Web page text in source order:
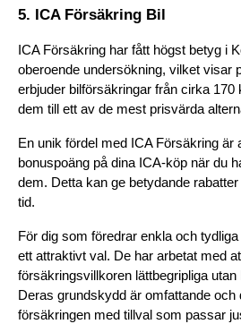
5. ICA Försäkring Bil
ICA Försäkring har fått högst betyg i
oberoende undersökning, vilket visar
erbjuder bilförsäkringar från cirka 170
dem till ett av de mest prisvärda
En unik fördel med ICA Försäkring är
bonuspoäng på dina ICA-köp när du
dem. Detta kan ge betydande
tid.
För dig som föredrar enkla och
ett attraktivt val. De har arbetat med
försäkringsvillkoren lättbegripliga
Deras grundskydd är omfattande och
försäkringen med tillval som passar